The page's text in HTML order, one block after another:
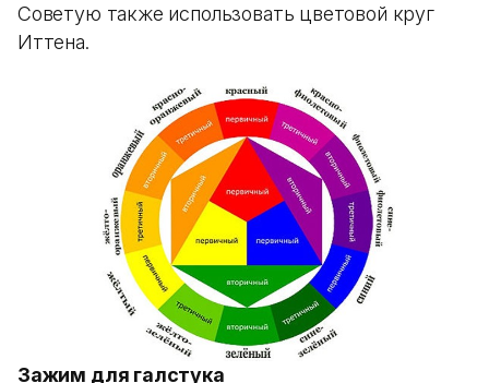
Советую также использовать цветовой круг
Иттена.
Зажим для галстука